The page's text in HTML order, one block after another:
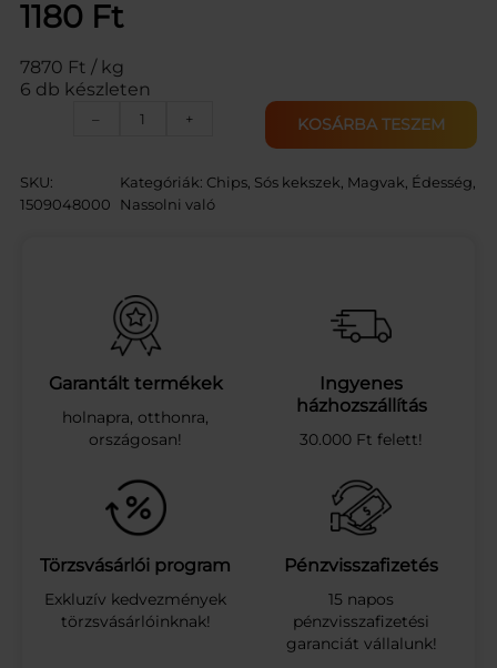
1180 Ft
7870 Ft / kg
6 db készleten
–
C
P
K
I
Ó
Á
F
N
Y
M
I
X
1
5
0
G
+ KOSÁRBA TESZEM
SKU:
1509048000
Kategóriák: Chips, Sós kekszek, Magvak Édesség,
Nassolni való
Garantált termékek
holnapra, otthonra,
országosan!
Ingyenes
házhozszállítás
30.000 Ft felett!
Törzsvásárlói program
Exkluzív kedvezmények
törzsvásárlóinknak!
Pénzvisszafizetés
15 napos
pénzvisszafizetési
garanciát vállalunk!